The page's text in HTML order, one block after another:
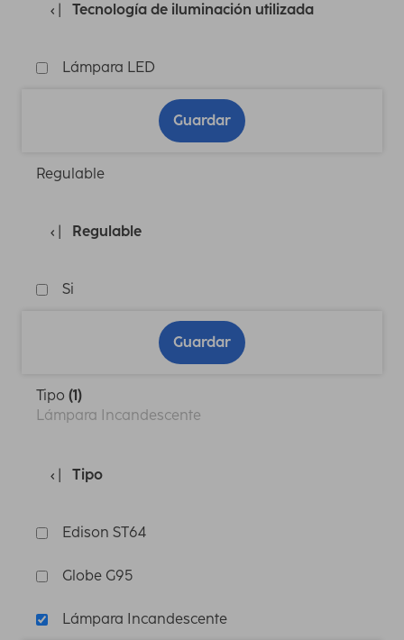
Tecnología de iluminación utilizada
Lámpara LED
Guardar
Regulable
Regulable
Si
Guardar
Tipo (1)
Lámpara Incandescente
Tipo
Edison ST64
Globe G95
Lámpara Incandescente